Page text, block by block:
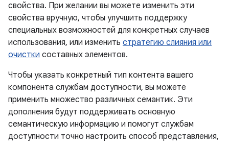
свойства. При желании вы можете изменить эти
свойства вручную, чтобы улучшить поддержку
специальных возможностей для конкретных случаев
использования, или изменить стратегию слияния или
очистки составных элементов.
Чтобы указать конкретный тип контента вашего
компонента службам доступности, вы можете
применить множество различных семантик. Эти
дополнения будут поддерживать основную
семантическую информацию и помогут службам
доступности точно настроить способ представления,